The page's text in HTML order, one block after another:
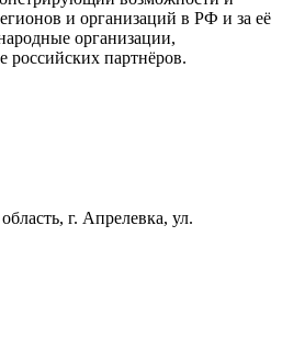
и организаций в РФ и за её
организации,
российских партнёров.
г. Апрелевка, ул.